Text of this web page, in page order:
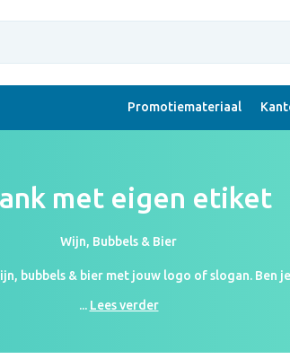
Promotiemateriaal
met eigen etiket
Wijn, Bubbels & Bier
bubbels & bier met jouw logo of slogan. Ben
hebben wij je lievelingsdrankje.
zijn groter dan je misschien denkt.
... Lees verder